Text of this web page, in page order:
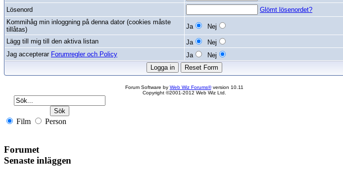
Lösenord
Glömt lösenordet?
Kommihåg min inloggning på denna dator (cookies måste
tillåtas)
Ja
Nej
Lägg till mig till den aktiva listan
Ja
Nej
Jag accepterar Forumregler och Policy Ja Nej
Forum Software by Web Wiz Forums®version 10.11
Copyright ©2001-2012 Web Wiz Ltd.
Film Person
Forumet
Senaste inläggen